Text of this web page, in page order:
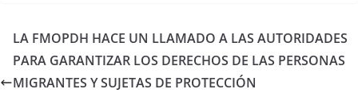
LA FMOPDH HACE UN LLAMADO A LAS AUTORIDADES
PARA GARANTIZAR LOS DERECHOS DE LAS PERSONAS
MIGRANTES Y SUJETAS DE PROTECCIÓN